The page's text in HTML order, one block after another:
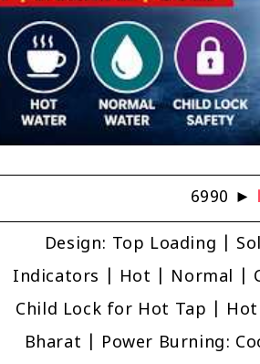
₹6990 ►
Design: Top Loading |
Indicators | Hot | Normal |
Child Lock for Hot Tap |
Bharat | Power Burning: